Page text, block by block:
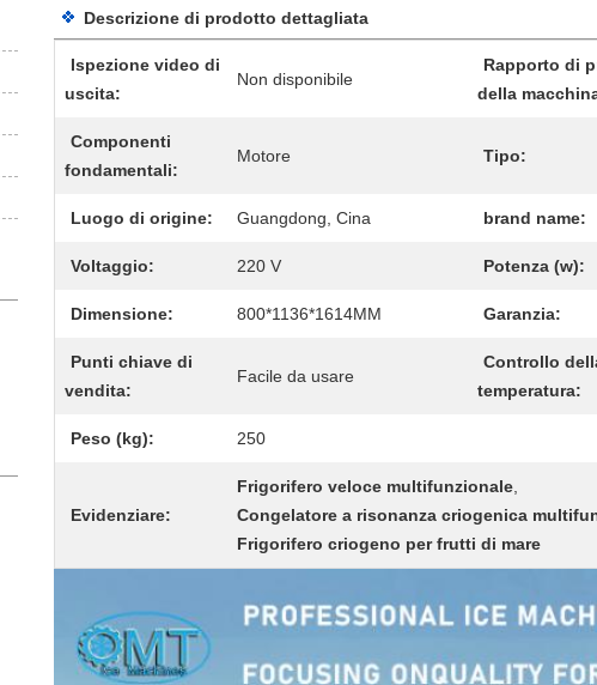
Descrizione di prodotto dettagliata
Ispezione video di
uscita:
Non disponibile
Rapporto di
della
Componenti
fondamentali:
Motore Tipo:
Luogo di origine: Guangdong, Cina brand name:
Voltaggio: 220 V Potenza (w):
Dimensione: 800*1136*1614MM Garanzia:
Punti chiave di
vendita:
Facile da usare
Controllo
temperatura:
Peso (kg): 250
Evidenziare:
Frigorifero veloce multifunzionale
Congelatore a risonanza criogenica
Frigorifero criogeno per frutti di mare